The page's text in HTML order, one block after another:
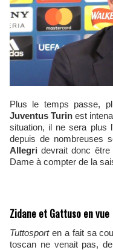
Plus le temps passe,
Juventus Turin est
situation, il ne sera plus
depuis de nombreuses
Allegri devrait donc
Dame à compter de la
Zidane et Gattuso en vue
Tuttosport en a fait sa
toscan ne venait pas,